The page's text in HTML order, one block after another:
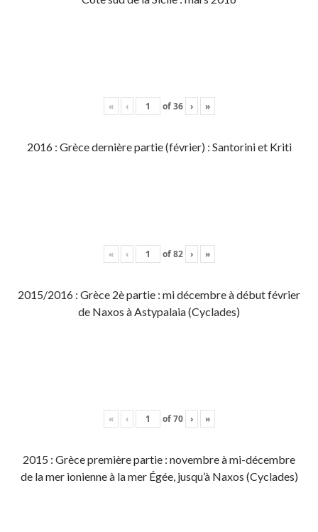
« ‹ of36 › »
2016 : Grèce dernière partie (février) : Santorini et Kriti
« ‹ of82 › »
2015/2016 : Grèce 2è partie : mi décembre à début février
de Naxos à Astypalaia (Cyclades)
« ‹ of70 › »
2015 : Grèce première partie : novembre à mi-décembre
de la mer ionienne à la mer Égée, jusqu’à Naxos (Cyclades)